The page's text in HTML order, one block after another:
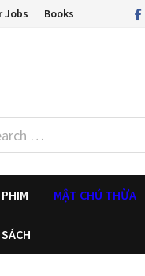
Jobs Books
PHIM MẬT CHÚ THỪA
SÁCH